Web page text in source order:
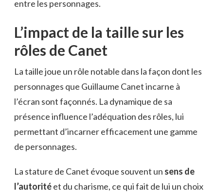
entre les personnages.
L’impact de la taille sur les
rôles de Canet
La taille joue un rôle notable dans la façon dont les
personnages que Guillaume Canet incarne à
l’écran sont façonnés. La dynamique de sa
présence influence l’adéquation des rôles, lui
permettant d’incarner efficacement une gamme
de personnages.
La stature de Canet évoque souvent un sens de
l’autoritéet du charisme, ce qui fait de lui un choix